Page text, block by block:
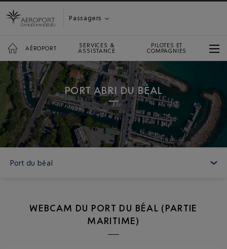
Passagers
AÉROPORT SERVICES &
ASSISTANCE
PILOTES ET
COMPAGNIES
PORT ABRI DU BÉAL
Port du béal
WEBCAM DU PORT DU BÉAL (PARTIE
MARITIME)